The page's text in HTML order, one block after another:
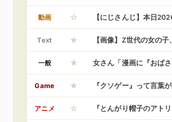
ナルティに「そういう
動画 ☆ 【にじさんじ】本日
ornisとしてのユニット
Text ★ 【画像】Z世代の女の
ｗｗｗｗｗｗｗｗ
一般 ★ 女さん「漫画に『おば
Game ★ 『クソゲー』って言葉
けでシェフに「不味か
アニメ ☆ 『とんがり帽子のアト